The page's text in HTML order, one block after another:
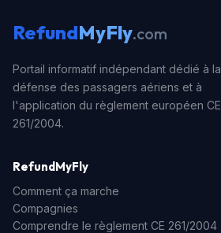
RefundMyFly.com
Portail informatif indépendant dédié à la
défense des passagers aériens et à
l'application du règlement européen CE
261/2004.
RefundMyFly
Comment ça marche
Compagnies
Comprendre le règlement CE 261/2004